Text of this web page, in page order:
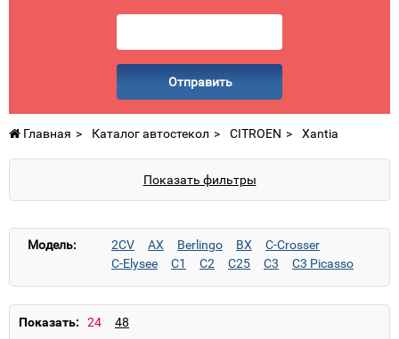
Отправить
Главная Каталог автостекол CITROEN Xantia
Показать фильтры
Модель: 2CV AX Berlingo BX
C-Crosser
C-Elysee
C1 C2 C25 C3
C3 Picasso
C5 II
Показать: